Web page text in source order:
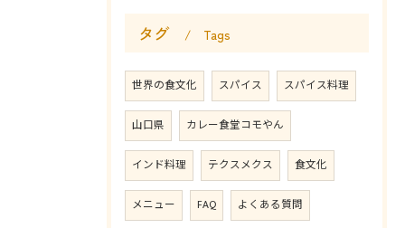
タグ Tags
世界の食文化 スパイス スパイス料理
山口県 カレー食堂コモやん
インド料理 テクスメクス 食文化
メニュー FAQ よくある質問